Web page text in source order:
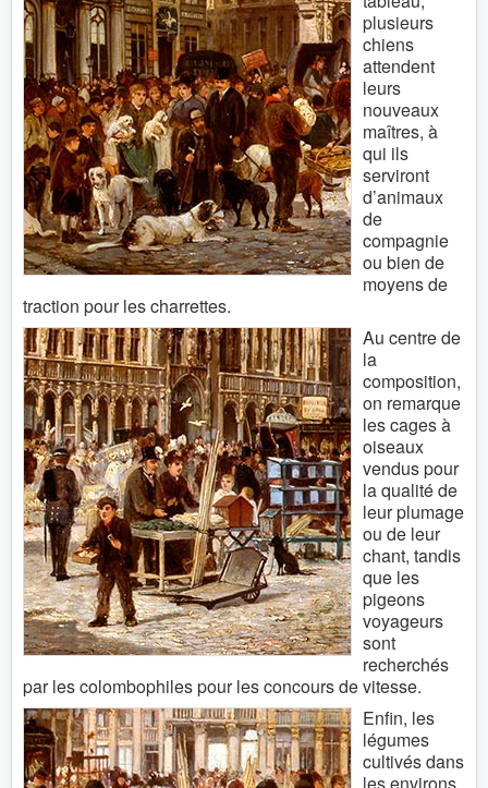
plusieurs
chiens
attendent
leurs
nouveaux
maîtres, à
qui ils
serviront
d’animaux
de
compagnie
ou bien de
moyens de
traction pour les charrettes.
Au centre de
la
composition,
on remarque
les cages à
oiseaux
vendus pour
la qualité de
leur plumage
ou de leur
chant, tandis
que les
pigeons
voyageurs
sont
recherchés
par les colombophiles pour les concours de vitesse.
Enfin, les
légumes
cultivés dans